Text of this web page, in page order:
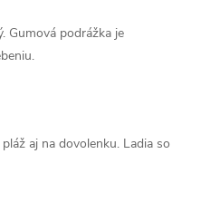
Gumová podrážka je
aj na dovolenku. Ladia so